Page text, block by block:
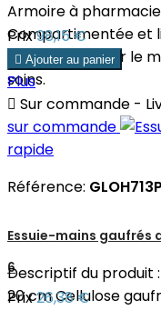
Armoire à
Compartimentée et
pour entreposer le
soins.
Prix98,15 €
 Ajouter au panier
Plus
 Sur commande -
sur commande
rapide
Référence:
Essuie-mains gaufrés
6
Descriptif du produit
20 cm Cellulose
Prix26,38 €